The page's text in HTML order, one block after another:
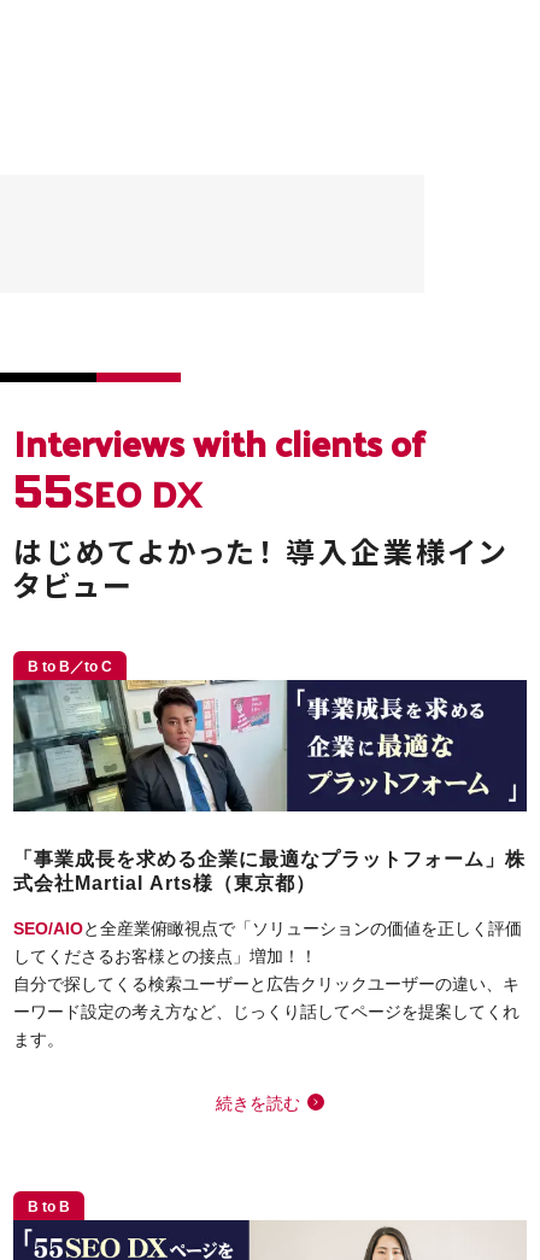
Interviewswith clients of
55SEO DX
はじめてよかった！
タビュー
B to B／to C
「事業成長を求める企業に最適なプラットフォーム」株
式会社Martial Arts様（東京都）
SEO/AIOと全産業俯瞰視点で「ソリューションの価値を正しく評価
してくださるお客様との接点」増加！！
自分で探してくる検索ユーザーと広告クリックユーザーの違い、キ
ーワード設定の考え方など、じっくり話してページを提案してくれ
ます。
続きを読む
B to B